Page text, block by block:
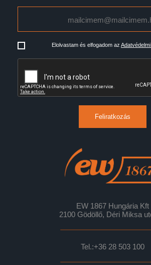
Elolvastam és elfogadom az
Feliratkozás
EW 1867 Hungária Kft
2100 Gödöllő, Déri Miksa
Tel.:+36 28 503 100